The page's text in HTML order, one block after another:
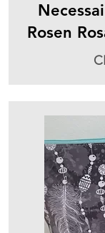
Rosen